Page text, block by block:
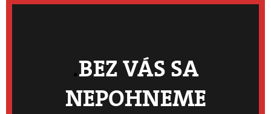
BEZ VÁS SA
NEPOHNEME